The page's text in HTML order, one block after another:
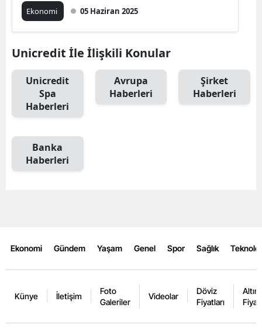
Ekonomi 05 Haziran 2025
Unicredit İle İlişkili Konular
Unicredit
Spa
Haberleri
Avrupa
Haberleri
Şirket
Haberleri
Banka
Haberleri
Ekonomi Gündem Yaşam Genel Spor Sağlık
Künye İletişim
Foto
Galeriler
Videolar
Döviz
Fiyatları
Altın